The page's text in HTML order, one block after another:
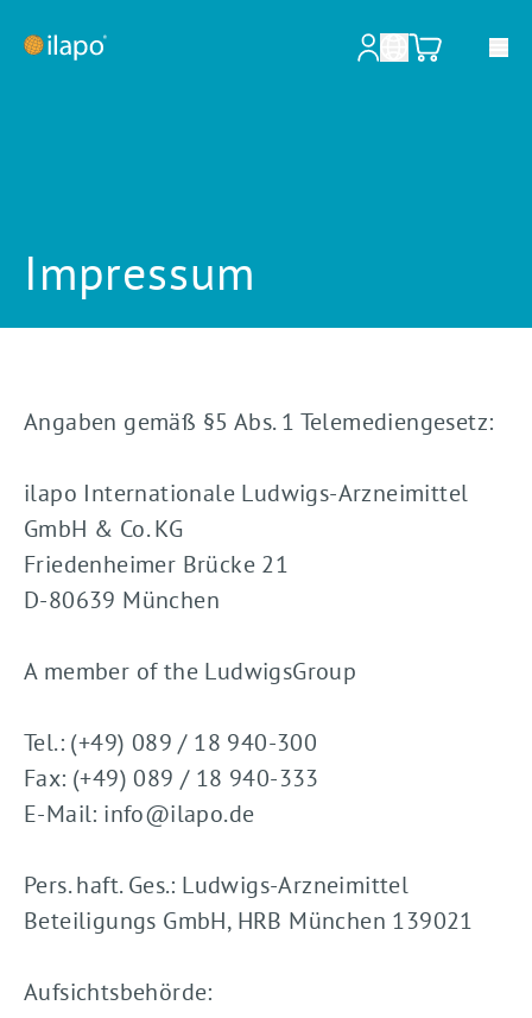
Pharmazeutische Großhändler
Pharmazeutische Industrie
Über ilapo
Impressum
Angaben gemäß §5 Abs. 1 Telemediengesetz:
ilapo Internationale Ludwigs-Arzneimittel
GmbH & Co. KG
Friedenheimer Brücke 21
D-80639 München
A member of the LudwigsGroup
Tel.: (+49) 089 / 18 940-300
Fax: (+49) 089 / 18 940-333
E-Mail: info@ilapo.de
Pers. haft. Ges.: Ludwigs-Arzneimittel
Beteiligungs GmbH, HRB München 139021
Aufsichtsbehörde: